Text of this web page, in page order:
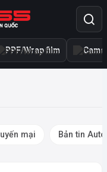
PPF/Wrap film
mại Bản tin